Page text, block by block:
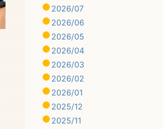
2026/07
2026/06
2026/05
2026/04
2026/03
2026/02
2026/01
2025/12
2025/11